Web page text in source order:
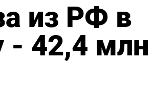
из РФ в
- 42,4 млн